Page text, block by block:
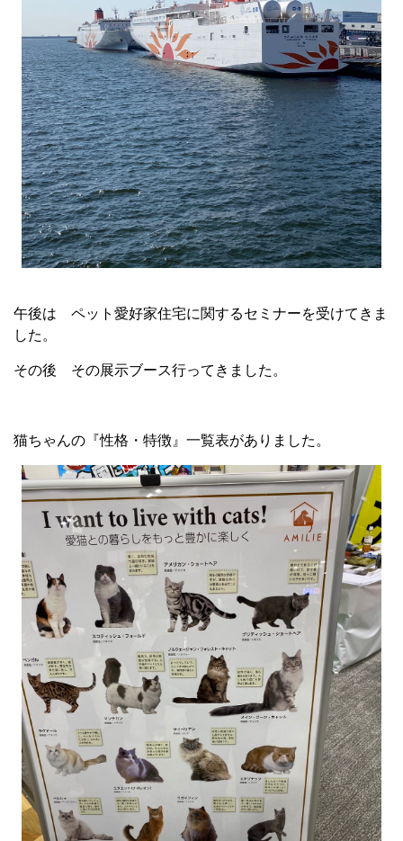
午後は ペット愛好家住宅に関するセミナーを受けてきま
した。
その後 その展示ブース行ってきました。
猫ちゃんの『性格・特徴』一覧表がありました。